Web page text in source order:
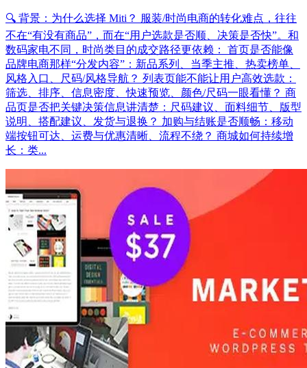
🔍 背景：为什么选择 Miti？ 服装/时尚电商的转化难点，往往
不在“有没有商品”，而在“用户选款是否顺、决策是否快”。和
数码家电不同，时尚类目的成交路径更依赖： 首页是否能像
品牌电商那样“分发内容”：新品系列、当季主推、热卖榜单、
风格入口、尺码/风格导航？ 列表页能不能让用户高效选款：
筛选、排序、信息密度、快速预览、颜色/尺码一眼看懂？ 商
品页是否把关键决策信息讲清楚：尺码建议、面料细节、版型
说明、搭配建议、发货与退换？ 加购与结账是否顺畅：移动
端按钮可达、运费与优惠清晰、流程不绕？ 商城如何持续增
长：类...